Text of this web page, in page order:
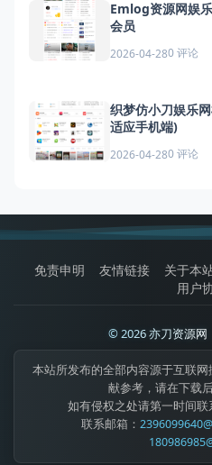
Emlog资源网娱
会员
2026-04-280 评论
织梦仿小刀娱乐
适应手机端)
2026-04-280 评论
免责申明 友情链接 关于本
用户
© 2026 亦刀资源网
本站所发布的全部内容源于互联
献参考，请在下载
如有侵权之处请第一时间联
联系邮箱：